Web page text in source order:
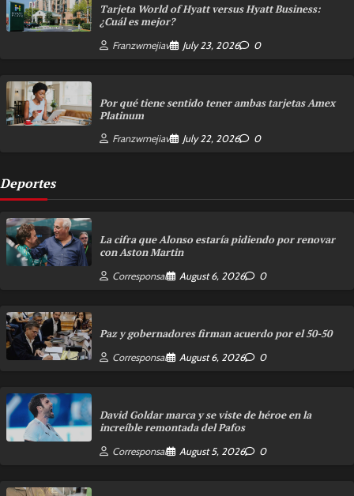
Tarjeta World of Hyatt versus Hyatt Business:
¿Cuál es mejor?
Franzwmejiav July 23, 2026 0
Por qué tiene sentido tener ambas tarjetas Amex
Platinum
Franzwmejiav July 22, 2026 0
Deportes
La cifra que Alonso estaría pidiendo por renovar
con Aston Martin
Corresponsal August 6, 2026 0
Paz y gobernadores firman acuerdo por el 50-50
Corresponsal August 6, 2026 0
David Goldar marca y se viste de héroe en la
increíble remontada del Pafos
Corresponsal August 5, 2026 0